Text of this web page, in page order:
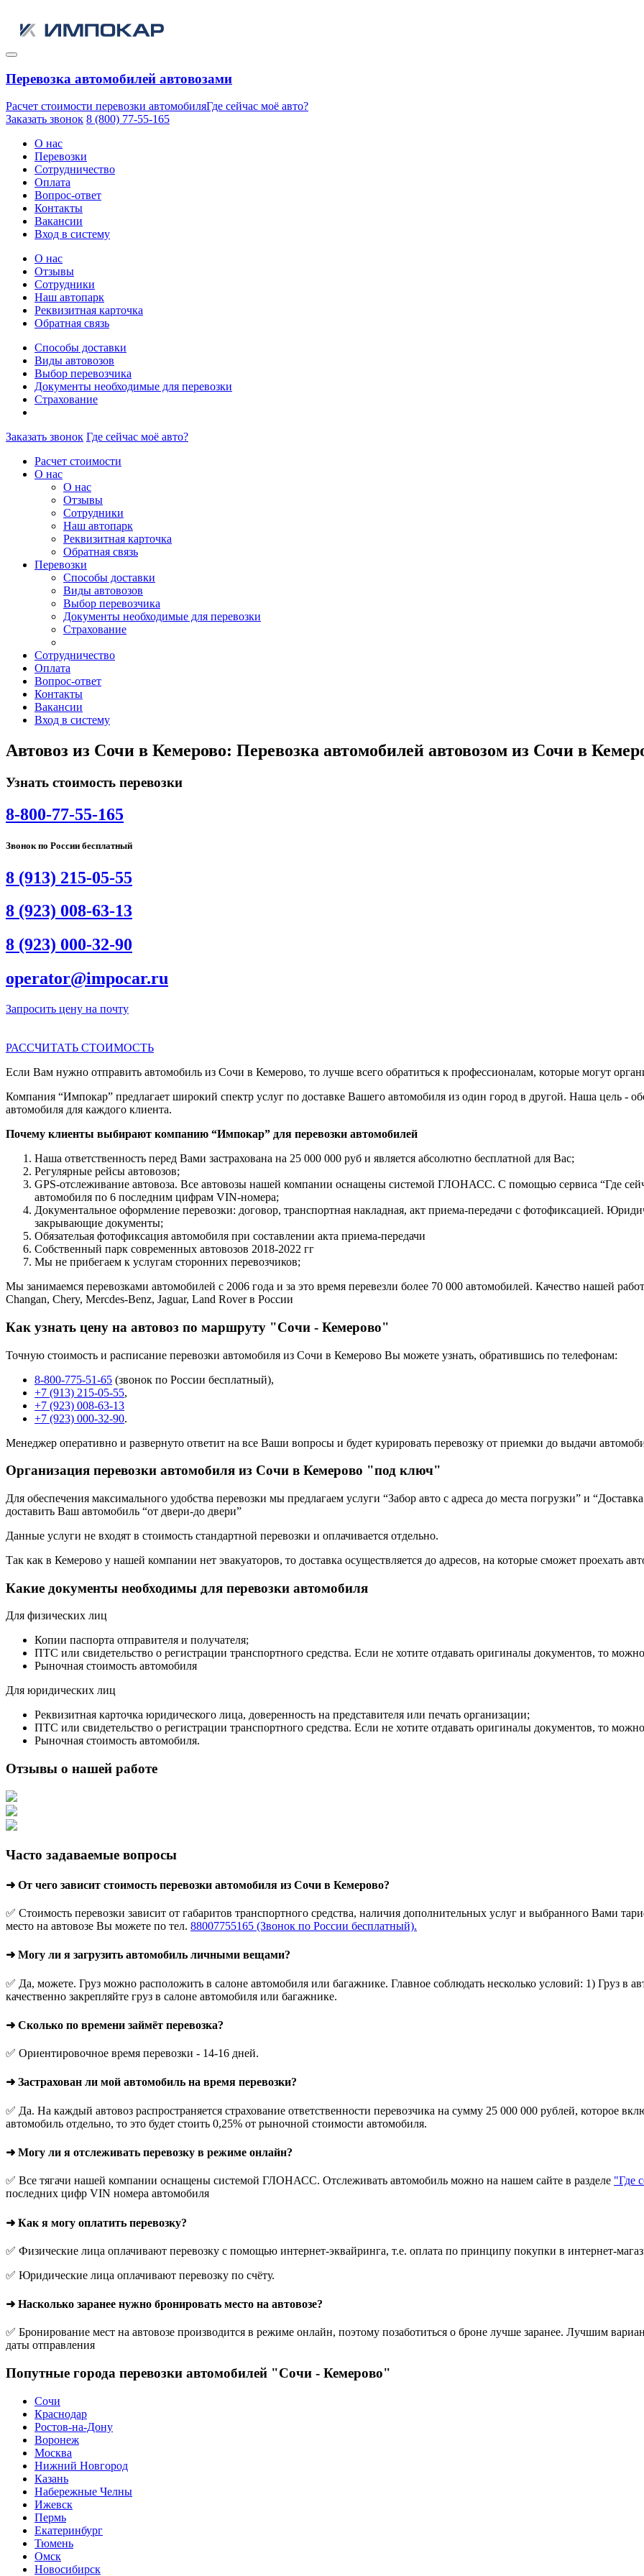
Перевозка автомобилей автовозами
Расчет стоимости перевозки автомобиляГде сейчас моё авто?
Заказать звонок 8 (800) 77-55-165
О нас
Перевозки
Сотрудничество
Оплата
Вопрос-ответ
Контакты
Вакансии
Вход в систему
О нас
Отзывы
Сотрудники
Наш автопарк
Реквизитная карточка
Обратная связь
Способы доставки
Виды автовозов
Выбор перевозчика
Документы необходимые для перевозки
Страхование
Заказать звонок Где сейчас моё авто?
Расчет стоимости
О нас
О нас
Отзывы
Сотрудники
Наш автопарк
Реквизитная карточка
Обратная связь
Перевозки
Способы доставки
Виды автовозов
Выбор перевозчика
Документы необходимые для перевозки
Страхование
Сотрудничество
Оплата
Вопрос-ответ
Контакты
Вакансии
Вход в систему
Автовоз из Сочи в Кемерово: Перевозка автомобилей автовозом из Сочи в
Узнать стоимость перевозки
8-800-77-55-165
Звонок по России бесплатный
8 (913) 215-05-55
8 (923) 008-63-13
8 (923) 000-32-90
operator@impocar.ru
Запросить цену на почту
РАССЧИТАТЬ СТОИМОСТЬ
Если Вам нужно отправить автомобиль из Сочи в Кемерово, то лучше всего обратиться к профессионалам, которые могут
Компания “Импокар” предлагает широкий спектр услуг по доставке Вашего автомобиля из один город в другой. Наша цель -
автомобиля для каждого клиента.
Почему клиенты выбирают компанию “Импокар” для перевозки автомобилей
Наша ответственность перед Вами застрахована на 25 000 000 руб и является абсолютно бесплатной для Вас;
Регулярные рейсы автовозов;
GPS-отслеживание автовоза. Все автовозы нашей компании оснащены системой ГЛОНАСС. С помощью сервиса “Где
автомобиля по 6 последним цифрам VIN-номера;
Документальное оформление перевозки: договор, транспортная накладная, акт приема-передачи с фотофиксацией.
закрывающие документы;
Обязательая фотофиксация автомобиля при составлении акта приема-передачи
Собственный парк современных автовозов 2018-2022 гг
Мы не прибегаем к услугам сторонних перевозчиков;
Мы занимаемся перевозками автомобилей с 2006 года и за это время перевезли более 70 000 автомобилей. Качество нашей
Changan, Chery, Mercdes-Benz, Jaguar, Land Rover в России
Как узнать цену на автовоз по маршруту "Сочи - Кемерово"
Точную стоимость и расписание перевозки автомобиля из Сочи в Кемерово Вы можете узнать, обратившись по телефонам:
8-800-775-51-65 (звонок по России бесплатный),
+7 (913) 215-05-55,
+7 (923) 008-63-13
+7 (923) 000-32-90.
Менеджер оперативно и развернуто ответит на все Ваши вопросы и будет курировать перевозку от приемки до выдачи
Организация перевозки автомобиля из Сочи в Кемерово "под ключ"
Для обеспечения максимального удобства перевозки мы предлагаем услуги “Забор авто с адреса до места погрузки” и
доставить Ваш автомобиль “от двери-до двери”
Данные услуги не входят в стоимость стандартной перевозки и оплачивается отдельно.
Так как в Кемерово у нашей компании нет эвакуаторов, то доставка осуществляется до адресов, на которые сможет проехать
Какие документы необходимы для перевозки автомобиля
Для физических лиц
Копии паспорта отправителя и получателя;
ПТС или свидетельство о регистрации транспортного средства. Если не хотите отдавать оригиналы документов, то
Рыночная стоимость автомобиля
Для юридических лиц
Реквизитная карточка юридического лица, доверенность на представителя или печать организации;
ПТС или свидетельство о регистрации транспортного средства. Если не хотите отдавать оригиналы документов, то
Рыночная стоимость автомобиля.
Отзывы о нашей работе
Часто задаваемые вопросы
➜ От чего зависит стоимость перевозки автомобиля из Сочи в Кемерово?
✅ Стоимость перевозки зависит от габаритов транспортного средства, наличия дополнительных услуг и выбранного Вами
место на автовозе Вы можете по тел. 88007755165 (Звонок по России бесплатный).
➜ Могу ли я загрузить автомобиль личными вещами?
✅ Да, можете. Груз можно расположить в салоне автомобиля или багажнике. Главное соблюдать несколько условий: 1) Груз в
качественно закрепляйте груз в салоне автомобиля или багажнике.
➜ Сколько по времени займёт перевозка?
✅ Ориентировочное время перевозки - 14-16 дней.
➜ Застрахован ли мой автомобиль на время перевозки?
✅ Да. На каждый автовоз распространяется страхование ответственности перевозчика на сумму 25 000 000 рублей, которое
автомобиль отдельно, то это будет стоить 0,25% от рыночной стоимости автомобиля.
➜ Могу ли я отслеживать перевозку в режиме онлайн?
✅ Все тягачи нашей компании оснащены системой ГЛОНАСС. Отслеживать автомобиль можно на нашем сайте в разделе "Где
последних цифр VIN номера автомобиля
➜ Как я могу оплатить перевозку?
✅ Физические лица оплачивают перевозку с помощью интернет-эквайринга, т.е. оплата по принципу покупки в интернет-
✅ Юридические лица оплачивают перевозку по счёту.
➜ Насколько заранее нужно бронировать место на автовозе?
✅ Бронирование мест на автовозе производится в режиме онлайн, поэтому позаботиться о броне лучше заранее. Лучшим
даты отправления
Попутные города перевозки автомобилей "Сочи - Кемерово"
Сочи
Краснодар
Ростов-на-Дону
Воронеж
Москва
Нижний Новгород
Казань
Набережные Челны
Ижевск
Пермь
Екатеринбург
Тюмень
Омск
Новосибирск